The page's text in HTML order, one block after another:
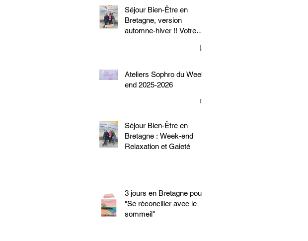
Séjour Bien-Être en
Bretagne, version
automne-hiver !! Votre
Ateliers Sophro du Week-
end 2025-2026
Séjour Bien-Être en
Bretagne : Week-end
Relaxation et Gaieté
3 jours en Bretagne pour
"Se réconcilier avec le
sommeil"